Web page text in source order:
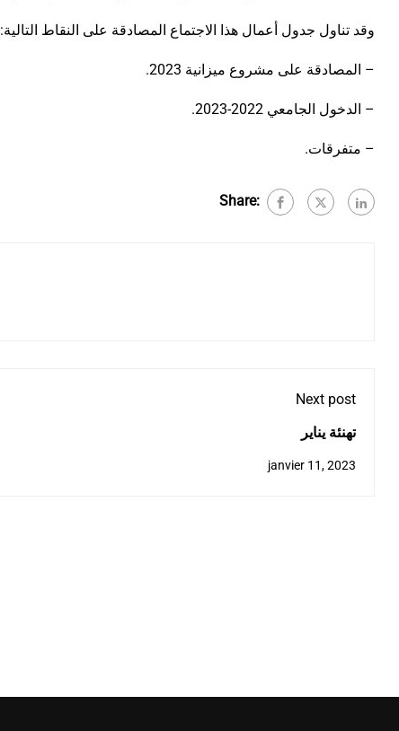
وقد تناول جدول أعمال هذا الاجتماع المصادقة على النقاط التالية:
– المصادقة على مشروع ميزانية 2023.
– الدخول الجامعي 2022-2023.
– متفرقات.
Share:
Next post
janvier 11, 2023